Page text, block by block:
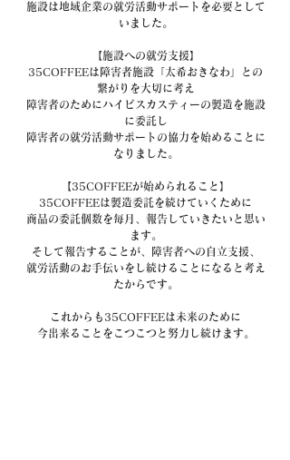
施設は地域企業の就労活動サポートを必要として
いました。
【施設への就労支援】
35COFFEEは障害者施設「太希おきなわ」との
繋がりを大切に考え
障害者のためにハイビスカスティーの製造を施設
に委託し
障害者の就労活動サポートの協力を始めることに
なりました。
【35COFFEEが始められること】
35COFFEEは製造委託を続けていくために
商品の委託個数を毎月、報告していきたいと思い
ます。
そして報告することが、障害者への自立支援、
就労活動のお手伝いをし続けることになると考え
たからです。
これからも35COFFEEは未来のために
今出来ることをこつこつと努力し続けます。